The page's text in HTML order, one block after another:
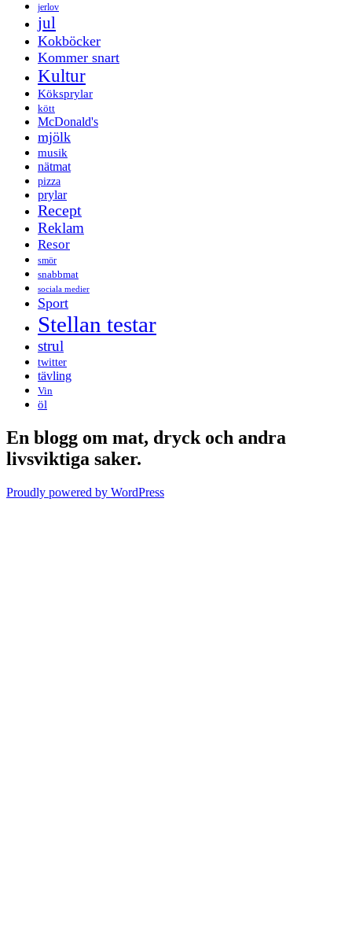
jerlov
jul
Kokböcker
Kommer snart
Kultur
Köksprylar
kött
McDonald's
mjölk
musik
nätmat
pizza
prylar
Recept
Reklam
Resor
smör
snabbmat
sociala medier
Sport
Stellan testar
strul
twitter
tävling
Vin
öl
En blogg om mat, dryck och andra
livsviktiga saker.
Proudly powered by WordPress